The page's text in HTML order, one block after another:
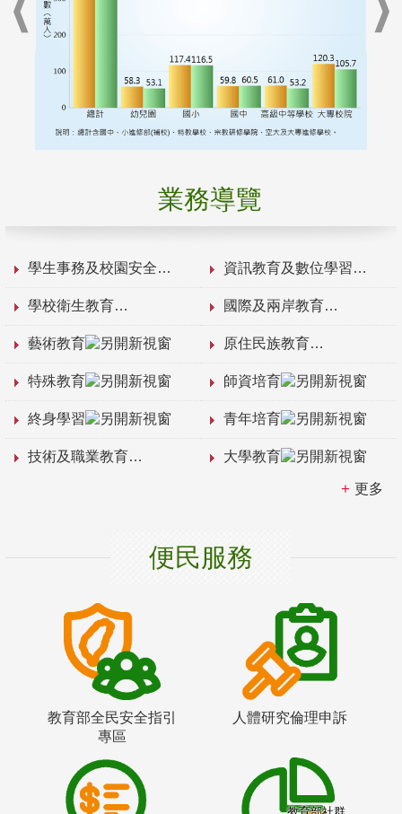
業務導覽
學生事務及校園安全 資訊教育及數位學習
學校衛生教育 國際及兩岸教育
藝術教育 原住民族教育
特殊教育 師資培育
終身學習 青年培育
技術及職業教育 大學教育
更多
便民服務
教育部全民安全指引
專區
人體研究倫理申訴